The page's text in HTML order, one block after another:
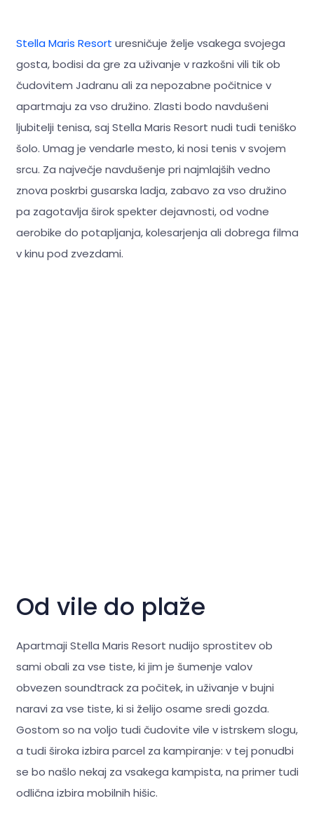
Stella Maris Resort uresničuje želje vsakega svojega
gosta, bodisi da gre za uživanje v razkošni vili tik ob
čudovitem Jadranu ali za nepozabne počitnice v
apartmaju za vso družino. Zlasti bodo navdušeni
ljubitelji tenisa, saj Stella Maris Resort nudi tudi teniško
šolo. Umag je vendarle mesto, ki nosi tenis v svojem
srcu. Za največje navdušenje pri najmlajših vedno
znova poskrbi gusarska ladja, zabavo za vso družino
pa zagotavlja širok spekter dejavnosti, od vodne
aerobike do potapljanja, kolesarjenja ali dobrega filma
v kinu pod zvezdami.
Od vile do plaže
Apartmaji Stella Maris Resort nudijo sprostitev ob
sami obali za vse tiste, ki jim je šumenje valov
obvezen soundtrack za počitek, in uživanje v bujni
naravi za vse tiste, ki si želijo osame sredi gozda.
Gostom so na voljo tudi čudovite vile v istrskem slogu,
a tudi široka izbira parcel za kampiranje: v tej ponudbi
se bo našlo nekaj za vsakega kampista, na primer tudi
odlična izbira mobilnih hišic.